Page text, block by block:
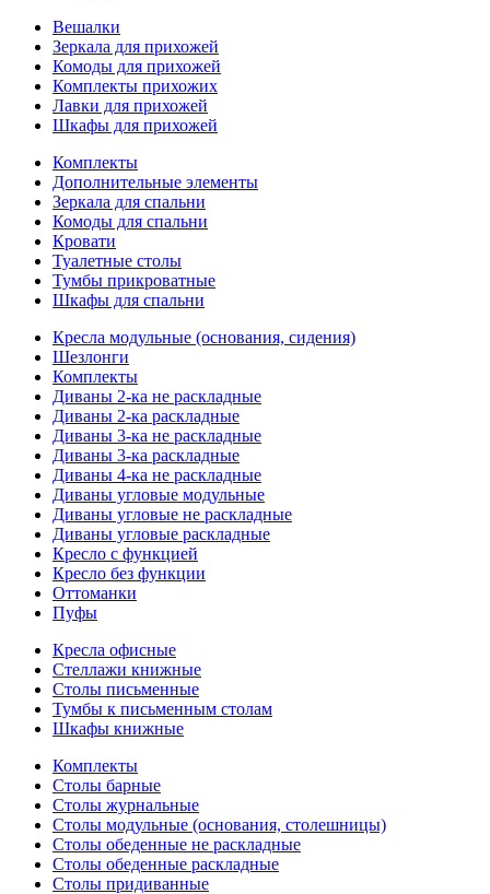
Вешалки
Зеркала для прихожей
Комоды для прихожей
Комплекты прихожих
Лавки для прихожей
Шкафы для прихожей
Комплекты
Дополнительные элементы
Зеркала для спальни
Комоды для спальни
Кровати
Туалетные столы
Тумбы прикроватные
Шкафы для спальни
Кресла модульные (основания, сидения)
Шезлонги
Комплекты
Диваны 2-ка не раскладные
Диваны 2-ка раскладные
Диваны 3-ка не раскладные
Диваны 3-ка раскладные
Диваны 4-ка не раскладные
Диваны угловые модульные
Диваны угловые не раскладные
Диваны угловые раскладные
Кресло с функцией
Кресло без функции
Оттоманки
Пуфы
Кресла офисные
Стеллажи книжные
Столы письменные
Тумбы к письменным столам
Шкафы книжные
Комплекты
Столы барные
Столы журнальные
Столы модульные (основания, столешницы)
Столы обеденные не раскладные
Столы обеденные раскладные
Столы придиванные